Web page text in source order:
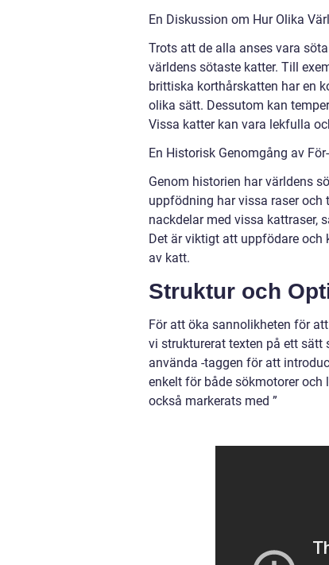
En Diskussion om Hur Olika
Trots att de alla anses vara
världens sötaste katter. Till
brittiska korthårskatten har en
olika sätt. Dessutom kan
Vissa katter kan vara lekfulla
En Historisk Genomgång av
Genom historien har världens
uppfödning har vissa raser
nackdelar med vissa kattraser,
Det är viktigt att uppfödare och
av katt.
Struktur och
För att öka sannolikheten för
vi strukturerat texten på ett sätt
använda -taggen för att
enkelt för både sökmotorer
också markerats med ”